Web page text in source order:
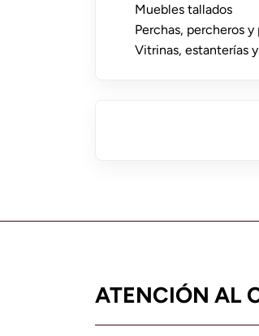
Muebles tallados
Perchas, percheros y
Vitrinas, estanterías
ATENCIÓN AL